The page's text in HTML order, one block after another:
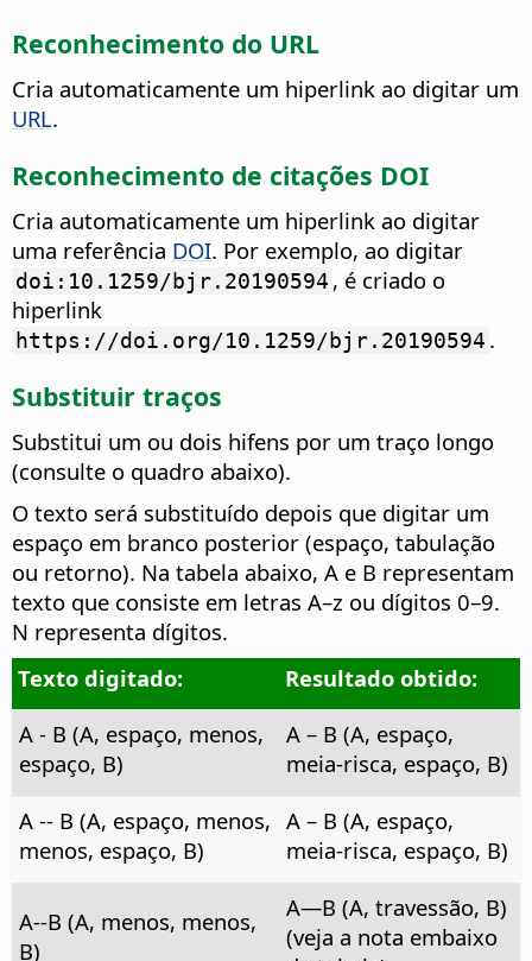
Reconhecimento do URL
Cria automaticamente um hiperlink ao digitar um
URL.
Reconhecimento de citações DOI
Cria automaticamente um hiperlink ao digitar
uma referência DOI. Por exemplo, ao digitar
doi:10.1259/bjr.20190594 , é criado o
hiperlink
https://doi.org/10.1259/bjr.20190594 .
Substituir traços
Substitui um ou dois hifens por um traço longo
(consulte o quadro abaixo).
O texto será substituído depois que digitar um
espaço em branco posterior (espaço, tabulação
ou retorno). Na tabela abaixo, A e B representam
texto que consiste em letras A–z ou dígitos 0–9.
N representa dígitos.
Texto digitado:
Resultado obtido:
A - B (A, espaço, menos,
espaço, B)
A – B (A, espaço,
meia-risca, espaço, B)
A -- B (A, espaço, menos,
menos, espaço, B)
A – B (A, espaço,
meia-risca, espaço, B)
A--B (A, menos, menos,
B)
A—B (A, travessão, B)
(veja a nota embaixo